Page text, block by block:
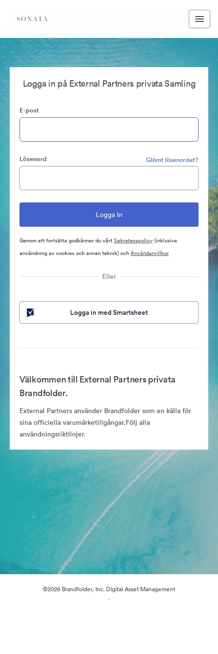
Logga in på External Partners privata Samling
E-post
Lösenord Glömt lösenordet?
Genom att fortsätta godkänner du vårtSekretesspolicy(inklusive
användning av cookies och annan teknik) ochAnvändarvillkor
Eller
Logga in med Smartsheet
Välkommen till External Partners privata
Brandfolder.
External Partners använder Brandfolder som en källa för
sina officiella varumärketillgångar.Följ alla
användningsriktlinjer.
©2026 Brandfolder, Inc. Digital Asset Management
·